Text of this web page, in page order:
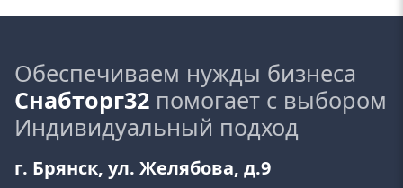
Обеспечиваем нужды бизнеса
Снабторг32 помогает с выбором
Индивидуальный подход
г. Брянск, ул. Желябова, д.9